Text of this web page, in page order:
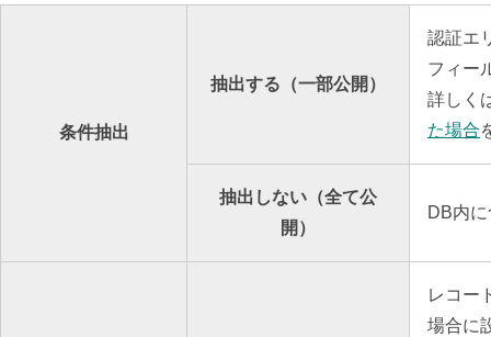
条件抽出
抽出する（一部公開）
認証エ
フィー
詳しく
た場合
抽出しない（全て公
開）
DB内
レコー
場合に